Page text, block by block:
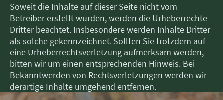
Soweit die Inhalte auf dieser Seite nicht vom
Betreiber erstellt wurden, werden die Urheberrechte
Dritter beachtet. Insbesondere werden Inhalte Dritter
als solche gekennzeichnet. Sollten Sie trotzdem auf
eine Urheberrechtsverletzung aufmerksam werden,
bitten wir um einen entsprechenden Hinweis. Bei
Bekanntwerden von Rechtsverletzungen werden wir
derartige Inhalte umgehend entfernen.